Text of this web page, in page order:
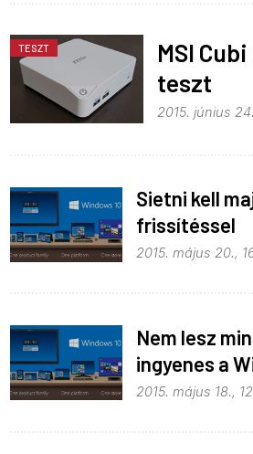
TESZT
MSI
teszt
2015. június
Sietni kell
frissítéssel
2015. május 20.,
Nem lesz
ingyenes a
mégis
2015. május 18.,